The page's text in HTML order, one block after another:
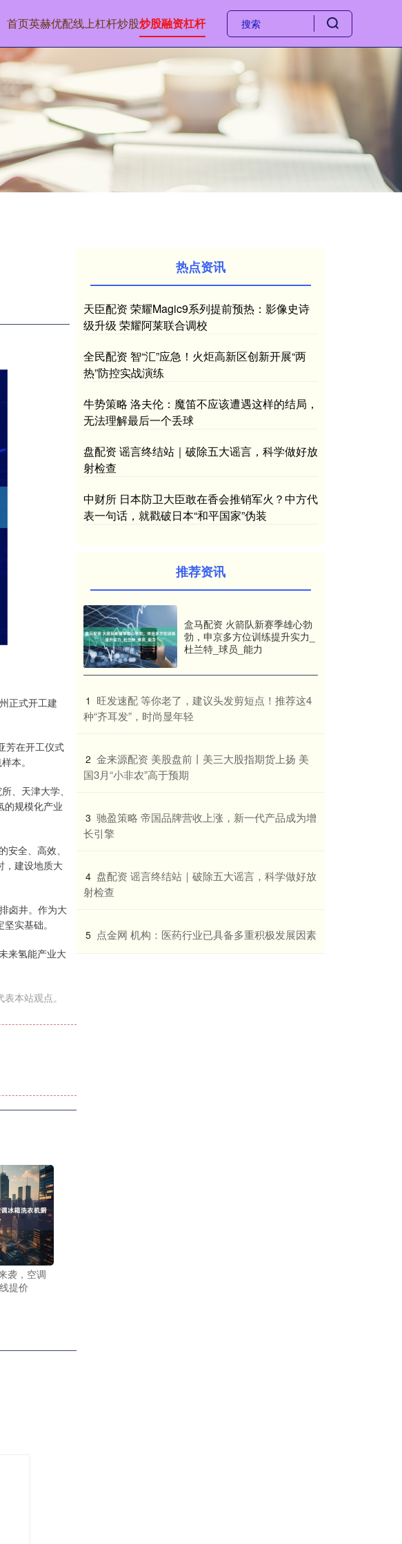
首页英赫优配线上杠杆炒股炒股融资杠杆
正式开工建
芳在开工仪式
本。
、天津大学、
的规模化产业
全、高效、
，建设地质大
卤井。作为大
实基础。
来氢能产业大
本站观点。
袭，空调
提价
热点资讯
天臣配资 荣耀Magic9系列提前预热：影像史诗
级升级 荣耀阿莱联合调校
全民配资 智“汇”应急！火炬高新区创新开展“两
热”防控实战演练
牛势策略 洛夫伦：魔笛不应该遭遇这样的结局，
无法理解最后一个丢球
盘配资 谣言终结站｜破除五大谣言，科学做好放
射检查
中财所 日本防卫大臣敢在香会推销军火？中方代
表一句话，就戳破日本“和平国家”伪装
推荐资讯
盒马配资 火箭队新赛季雄心勃
勃，申京多方位训练提升实力_
杜兰特_球员_能力
1 ​旺发速配 等你老了，建议头发剪短点！推荐这4
种“齐耳发”，时尚显年轻
2 ​金来源配资 美股盘前丨美三大股指期货上扬 美
国3月“小非农”高于预期
3 ​驰盈策略 帝国品牌营收上涨，新一代产品成为增
长引擎
4 ​盘配资 谣言终结站｜破除五大谣言，科学做好放
射检查
5 ​点金网 机构：医药行业已具备多重积极发展因素